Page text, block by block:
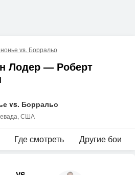
vs. Борральо
Лодер — Роберт
vs. Борральо
США
Где смотреть Другие бои